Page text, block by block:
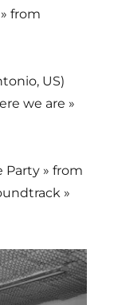
from
US)
we are »
Party » from
»